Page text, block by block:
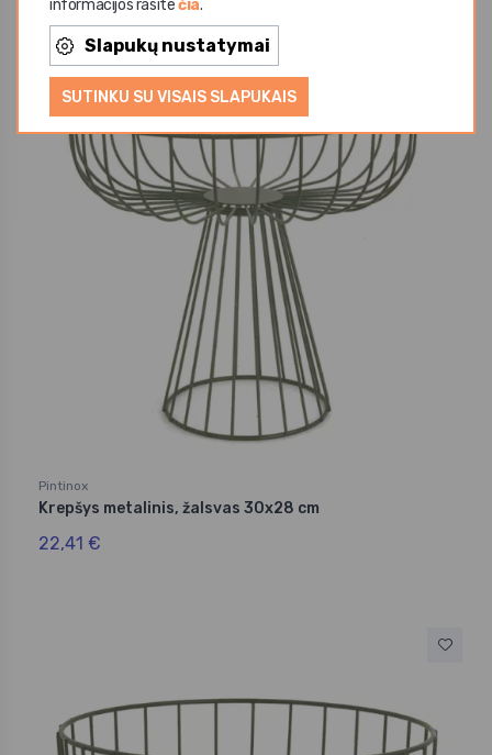
informacijos rasitečia.
Slapukų nustatymai
SUTINKU SU VISAIS SLAPUKAIS
Pintinox
Krepšys metalinis, žalsvas 30x28 cm
22,41 €